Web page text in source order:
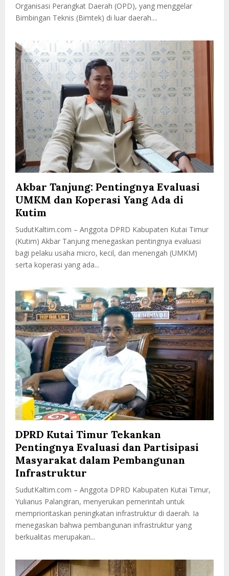
Organisasi Perangkat Daerah (OPD), yang menggelar
Bimbingan Teknis (Bimtek) di luar daerah....
Akbar Tanjung: Pentingnya Evaluasi
UMKM dan Koperasi Yang Ada di
Kutim
SudutKaltim.com – Anggota DPRD Kabupaten Kutai Timur
(Kutim) Akbar Tanjung menegaskan pentingnya evaluasi
bagi pelaku usaha micro, kecil, dan menengah (UMKM)
serta koperasi yang ada...
DPRD Kutai Timur Tekankan
Pentingnya Evaluasi dan Partisipasi
Masyarakat dalam Pembangunan
Infrastruktur
SudutKaltim.com – Anggota DPRD Kabupaten Kutai Timur,
Yulianus Palangiran, menyerukan pemerintah untuk
memprioritaskan peningkatan infrastruktur di daerah. Ia
menegaskan bahwa pembangunan infrastruktur yang
berkualitas merupakan...